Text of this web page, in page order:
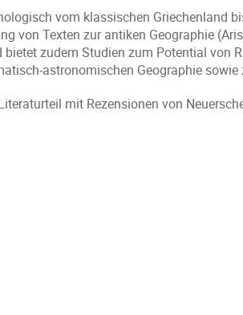
vom klassischen Griechenland
von Texten zur antiken Geographie
bietet zudem Studien zum Potential von
astronomischen Geographie
mit Rezensionen von